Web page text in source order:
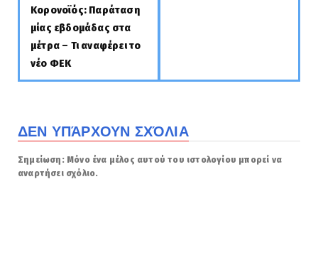
Κορονοϊός: Παράταση
μίας εβδομάδας στα
μέτρα – Τι αναφέρει το
νέο ΦΕΚ
ΔΕΝ ΥΠΆΡΧΟΥΝ ΣΧΌΛΙΑ
Σημείωση: Μόνο ένα μέλος αυτού του ιστολογίου μπορεί να
αναρτήσει σχόλιο.